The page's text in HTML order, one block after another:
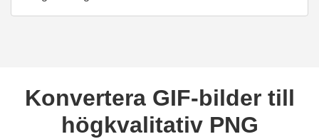
Konvertera GIF-bilder till
högkvalitativ PNG